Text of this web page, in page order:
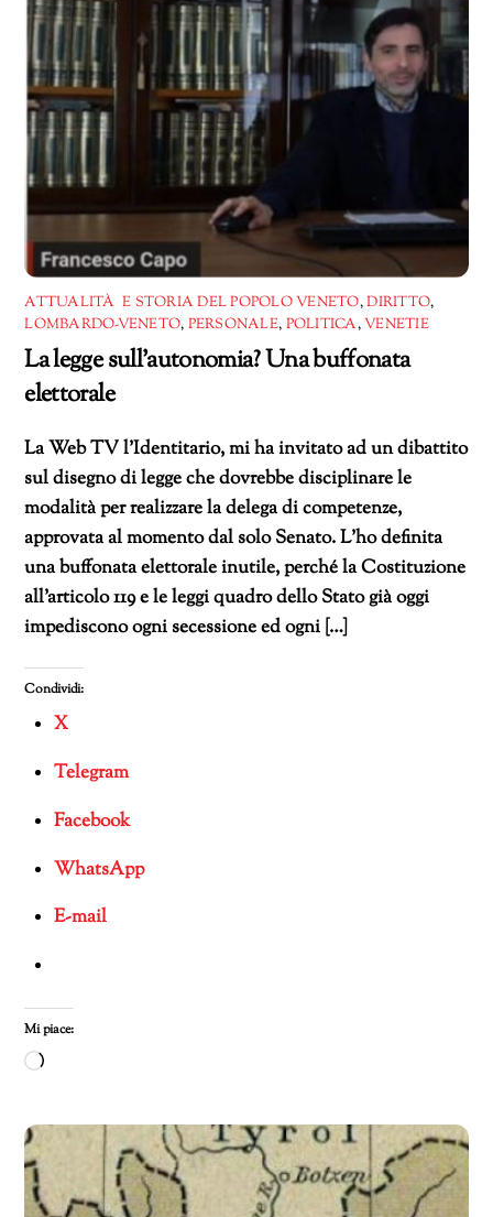
ATTUALITÀ E STORIA DEL POPOLO VENETO,DIRITTO,
LOMBARDO-VENETO, PERSONALE, POLITICA,VENETIE
La legge sull’autonomia? Una buffonata
elettorale
La Web TV l’Identitario, mi ha invitato ad un dibattito
sul disegno di legge che dovrebbe disciplinare le
modalità per realizzare la delega di competenze,
approvata al momento dal solo Senato. L’ho definita
una buffonata elettorale inutile, perché la Costituzione
all’articolo 119 e le leggi quadro dello Stato già oggi
impediscono ogni secessione ed ogni […]
Condividi:
X
Telegram
Facebook
WhatsApp
E-mail
Mi piace:
Caricamento
corso…